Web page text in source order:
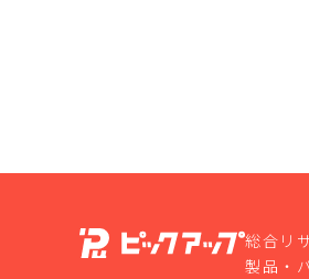
総合リ
製品・